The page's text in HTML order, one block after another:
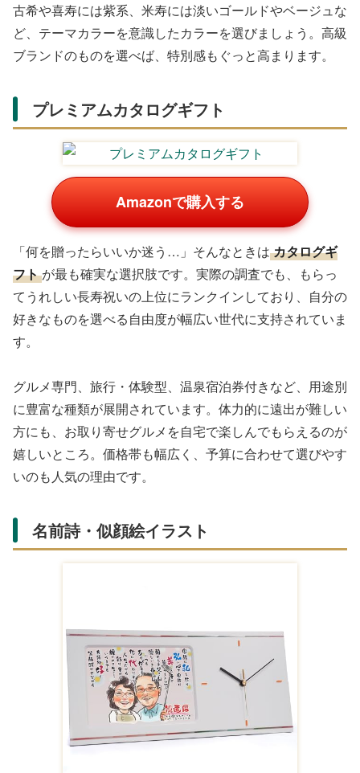
古希や喜寿には紫系、米寿には淡いゴールドやベージュな
ど、テーマカラーを意識したカラーを選びましょう。高級
ブランドのものを選べば、特別感もぐっと高まります。
プレミアムカタログギフト
Amazonで購入する
「何を贈ったらいいか迷う…」そんなときは カタログギ
フト が最も確実な選択肢です。実際の調査でも、もらっ
てうれしい長寿祝いの上位にランクインしており、自分の
好きなものを選べる自由度が幅広い世代に支持されていま
す。
グルメ専門、旅行・体験型、温泉宿泊券付きなど、用途別
に豊富な種類が展開されています。体力的に遠出が難しい
方にも、お取り寄せグルメを自宅で楽しんでもらえるのが
嬉しいところ。価格帯も幅広く、予算に合わせて選びやす
いのも人気の理由です。
名前詩・似顔絵イラスト